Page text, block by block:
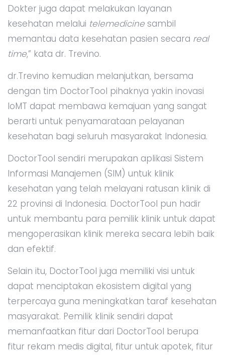
Dokter juga dapat melakukan layanan
kesehatan melalui telemedicine sambil
memantau data kesehatan pasien secara real
time,” kata dr. Trevino.
dr.Trevino kemudian melanjutkan, bersama
dengan tim DoctorTool pihaknya yakin inovasi
IoMT dapat membawa kemajuan yang sangat
berarti untuk penyamarataan pelayanan
kesehatan bagi seluruh masyarakat Indonesia.
DoctorTool sendiri merupakan aplikasi Sistem
Informasi Manajemen (SIM) untuk klinik
kesehatan yang telah melayani ratusan klinik di
22 provinsi di Indonesia. DoctorTool pun hadir
untuk membantu para pemilik klinik untuk dapat
mengoperasikan klinik mereka secara lebih baik
dan efektif.
Selain itu, DoctorTool juga memiliki visi untuk
dapat menciptakan ekosistem digital yang
terpercaya guna meningkatkan taraf kesehatan
masyarakat. Pemilik klinik sendiri dapat
memanfaatkan fitur dari DoctorTool berupa
fitur rekam medis digital, fitur untuk apotek, fitur